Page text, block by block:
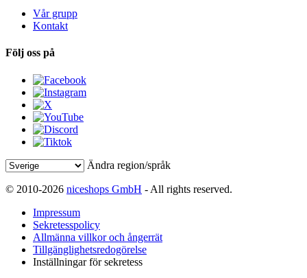
Vår grupp
Kontakt
Följ oss på
Ändra region/språk
© 2010-2026 niceshops GmbH - All rights reserved.
Impressum
Sekretesspolicy
Allmänna villkor och ångerrät
Tillgänglighetsredogörelse
Inställningar för sekretess